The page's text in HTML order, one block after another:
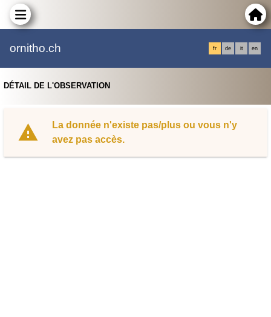
ornitho.ch fr de it en
DÉTAIL DE L'OBSERVATION
La donnée n'existe pas/plus ou vous n'y
avez pas accès.